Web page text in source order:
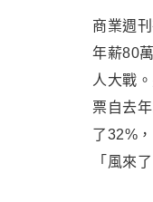
商業週
年薪80
人大戰
票自去
了32%
「風來